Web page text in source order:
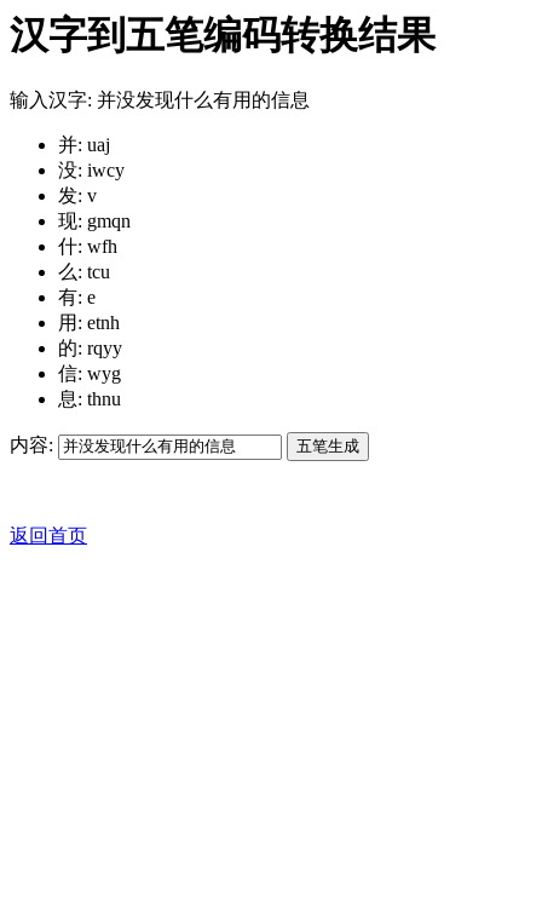
汉字到五笔编码转换结果
输入汉字: 并没发现什么有用的信息
并: uaj
没: iwcy
发: v
现: gmqn
什: wfh
么: tcu
有: e
用: etnh
的: rqyy
信: wyg
息: thnu
内容:
返回首页